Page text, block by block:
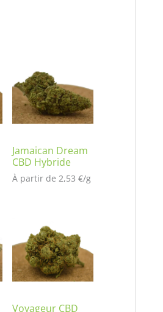
s
ur
no
io
n
cli
Jamaican Dream
CBD Hybride
À partir de 2,53 €/g
Voyageur CBD